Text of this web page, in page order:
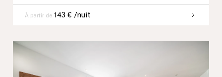
À partir de 143 € /nuit